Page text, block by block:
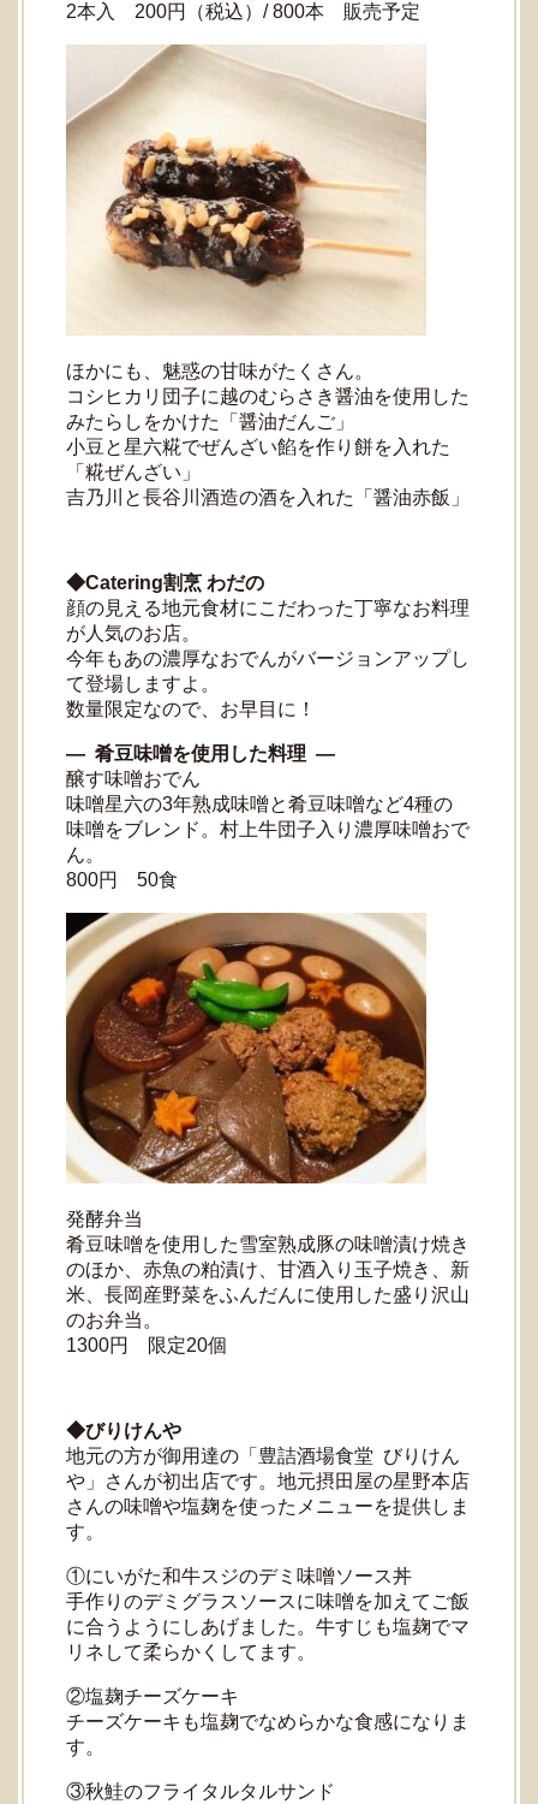
2本入 200円（税込）/ 800本 販売予定
ほかにも、魅惑の甘味がたくさん。
コシヒカリ団子に越のむらさき醤油を使用した
みたらしをかけた「醤油だんご」
小豆と星六糀でぜんざい餡を作り餅を入れた
「糀ぜんざい」
吉乃川と長谷川酒造の酒を入れた「醤油赤飯」
◆Catering割烹 わだの
顔の見える地元食材にこだわった丁寧なお料理
が人気のお店。
今年もあの濃厚なおでんがバージョンアップし
て登場しますよ。
数量限定なので、お早目に！
― 肴豆味噌を使用した料理 ―
醸す味噌おでん
味噌星六の3年熟成味噌と肴豆味噌など4種の
味噌をブレンド。村上牛団子入り濃厚味噌おで
ん。
800円 50食
発酵弁当
肴豆味噌を使用した雪室熟成豚の味噌漬け焼き
のほか、赤魚の粕漬け、甘酒入り玉子焼き、新
米、長岡産野菜をふんだんに使用した盛り沢山
のお弁当。
1300円 限定20個
◆びりけんや
地元の方が御用達の「豊詰酒場食堂 びりけん
や」さんが初出店です。地元摂田屋の星野本店
さんの味噌や塩麹を使ったメニューを提供しま
す。
①にいがた和牛スジのデミ味噌ソース丼
手作りのデミグラスソースに味噌を加えてご飯
に合うようにしあげました。牛すじも塩麹でマ
リネして柔らかくしてます。
②塩麹チーズケーキ
チーズケーキも塩麹でなめらかな食感になりま
す。
③秋鮭のフライタルタルサンド